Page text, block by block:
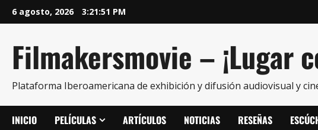
6 agosto, 2026 3:21:51 PM
Filmakersmovie – ¡Lugar
Plataforma Iberoamericana de exhibición y difusión audiovisual y
INICIO PELÍCULAS ARTÍCULOS NOTICIAS RESEÑAS